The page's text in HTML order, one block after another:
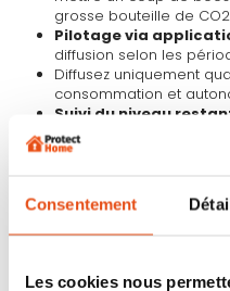
Consentement
Les cookies nous
grosse bouteille de CO2
Pilotage via
diffusion selon les
Diffusez uniquement
consommation et
Suivi du niveau
votre téléphone
Les jardins très infestés
Les utilisateurs qui
Ceux qui recherchent